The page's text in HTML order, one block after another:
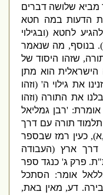
שלושה דברים
הדעות במה חטא
לחטא(ובגילוי
בנוסף,מה שנאמר
,שזהו היסוד של
הוא מתן
את גילוי ה ' (וזהו
את התורה(וזהו
: 'רבן גמליאל
תורה עם דרך
כעין רמז שבספר
דרך ארץ( העבודה
.פרק ג' כנגד ספר
אומר:הסתכל
.דע,מאין באת,